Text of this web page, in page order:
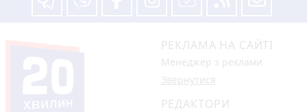
РЕКЛАМА НА САЙТІ
Менеджер з реклами
Звернутися
РЕДАКТОРИ